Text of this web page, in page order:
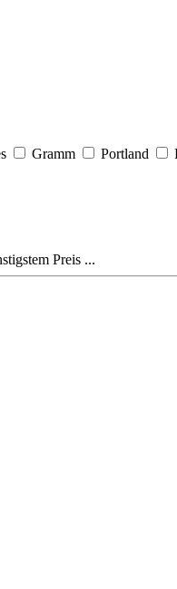
Gramm Portland
Preis ...